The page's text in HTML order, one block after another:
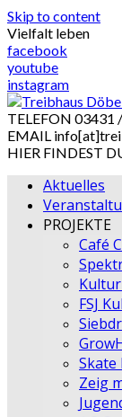
Skip to content
Vielfalt leben
facebook
youtube
instagram
TELEFON 03431
EMAIL
HIER FINDEST
Aktuelles
PROJEKTE
Café
FSJ
Skate
Zeig